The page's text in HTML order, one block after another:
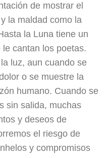
de mostrar el
la maldad como la
la Luna tiene un
le cantan los poetas.
luz, aun cuando se
o se muestre la
humano. Cuando se
sin salida, muchas
y deseos de
el riesgo de
y compromisos